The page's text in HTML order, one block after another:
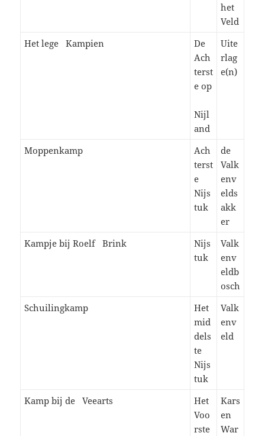
het
Veld
Het lege Kampien
De
Ach
terst
e op
Nijl
and
Uite
rlag
e(n)
Moppenkamp
Ach
terst
e
Nijs
tuk
de
Valk
env
elds
akk
er
Kampje bij Roelf Brink
Nijs
tuk
Valk
env
eldb
osch
Schuilingkamp
Het
mid
dels
te
Nijs
tuk
Valk
env
eld
Kamp bij de Veearts
Het
Voo
rste
Kars
en
War